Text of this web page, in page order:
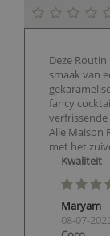
Deze
smaak van
fancy
Alle Maison
met het
Kwaliteit
Maryam
08-07-